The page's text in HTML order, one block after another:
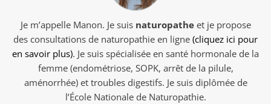
Je m’appelle Manon. Je suis naturopatheet je propose
des consultations de naturopathie en ligne (cliquez ici pour
en savoir plus). Je suis spécialisée en santé hormonale de la
femme (endométriose, SOPK, arrêt de la pilule,
aménorrhée) et troubles digestifs. Je suis diplômée de
l’École Nationale de Naturopathie.